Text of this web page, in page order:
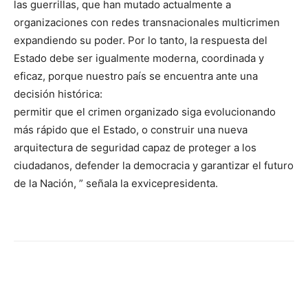
las guerrillas, que han mutado actualmente a
organizaciones con redes transnacionales multicrimen
expandiendo su poder. Por lo tanto, la respuesta del
Estado debe ser igualmente moderna, coordinada y
eficaz, porque nuestro país se encuentra ante una
decisión histórica:
permitir que el crimen organizado siga evolucionando
más rápido que el Estado, o construir una nueva
arquitectura de seguridad capaz de proteger a los
ciudadanos, defender la democracia y garantizar el futuro
de la Nación, ” señala la exvicepresidenta.